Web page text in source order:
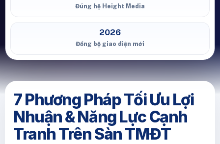
Đúng hệ Height Media
2026
Đồng bộ giao diện mới
7 Phương Pháp Tối Ưu Lợi
Nhuận & Năng Lực Cạnh
Tranh Trên Sàn TMĐT